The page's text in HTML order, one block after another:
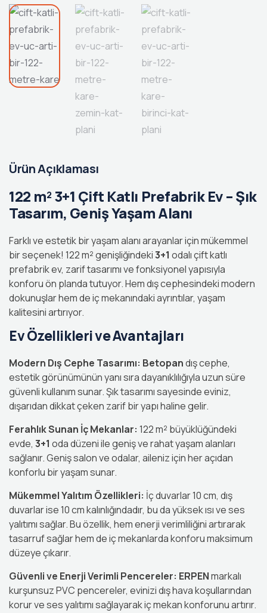
Ürün Açıklaması
122 m² 3+1 Çift Katlı Prefabrik Ev – Şık
Tasarım, Geniş Yaşam Alanı
Farklı ve estetik bir yaşam alanı arayanlar için mükemmel
bir seçenek! 122 m² genişliğindeki3+1 odalı çift katlı
prefabrik ev, zarif tasarımı ve fonksiyonel yapısıyla
konforu ön planda tutuyor. Hem dış cephesindeki modern
dokunuşlar hem de iç mekanındaki ayrıntılar, yaşam
kalitesini artırıyor.
Ev Özellikleri ve Avantajları
Modern Dış Cephe Tasarımı: Betopandış cephe,
estetik görünümünün yanı sıra dayanıklılığıyla uzun süre
güvenli kullanım sunar. Şık tasarımı sayesinde eviniz,
dışarıdan dikkat çeken zarif bir yapı haline gelir.
Ferahlık Sunan İç Mekanlar: 122 m² büyüklüğündeki
evde, 3+1 oda düzeni ile geniş ve rahat yaşam alanları
sağlanır. Geniş salon ve odalar, aileniz için her açıdan
konforlu bir yaşam sunar.
Mükemmel Yalıtım Özellikleri: İç duvarlar 10 cm, dış
duvarlar ise 10 cm kalınlığındadır, bu da yüksek ısı ve ses
yalıtımı sağlar. Bu özellik, hem enerji verimliliğini artırarak
tasarruf sağlar hem de iç mekanlarda konforu maksimum
düzeye çıkarır.
Güvenli ve Enerji Verimli Pencereler: ERPENmarkalı
kurşunsuz PVC pencereler, evinizi dış hava koşullarından
korur ve ses yalıtımı sağlayarak iç mekan konforunu artırır.